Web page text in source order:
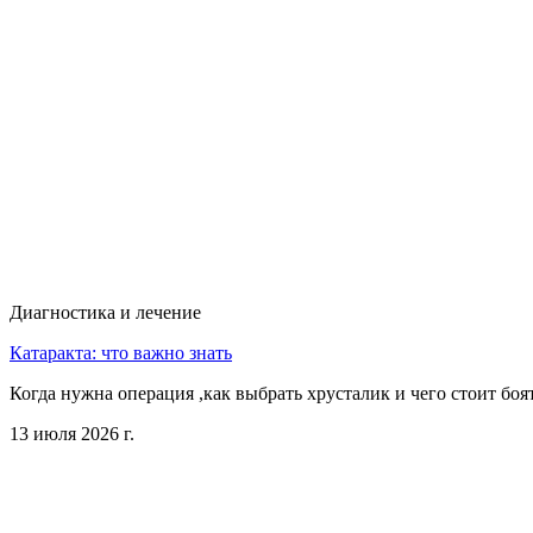
Диагностика и лечение
Катаракта: что важно знать
Когда нужна операция ,как выбрать хрусталик и чего стоит
13 июля 2026 г.